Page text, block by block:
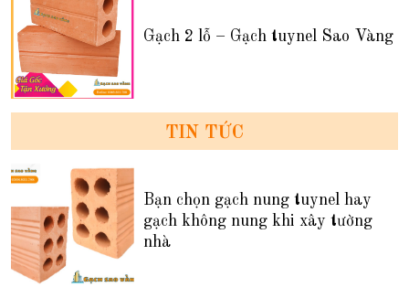
Gạch 2 lỗ – Gạch tuynel Sao Vàng
TIN TỨC
Bạn chọn gạch nung tuynel hay
gạch không nung khi xây tường
nhà